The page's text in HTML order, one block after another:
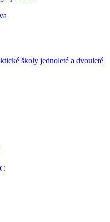
školy jednoleté a dvouleté